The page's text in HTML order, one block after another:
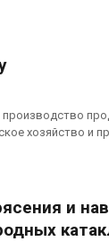
хозяйство и
и
6, 2026
снизят